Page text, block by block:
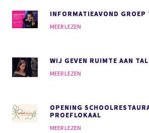
INFORMATIEAVOND GROEP
MEER LEZEN
WIJ GEVEN RUIMTE AAN
MEER LEZEN
OPENING
PROEFLOKAAL
MEER LEZEN